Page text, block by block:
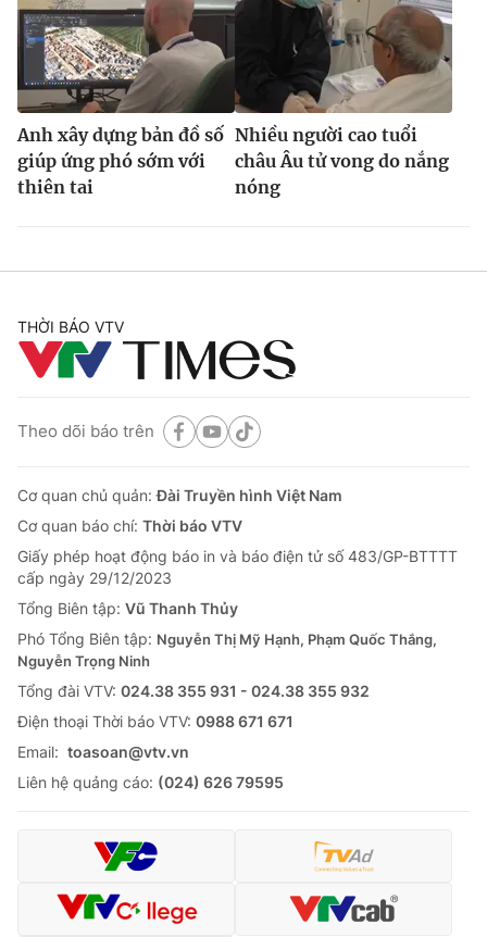
Anh xây dựng bản đồ số
giúp ứng phó sớm với
thiên tai
Nhiều người cao tuổi
châu Âu tử vong do nắng
nóng
THỜI BÁO VTV
Theo dõi báo trên
Cơ quan chủ quản:Đài Truyền hình Việt Nam
Cơ quan báo chí: Thời báo VTV
Giấy phép hoạt động báo in và báo điện tử số 483/GP-BTTTT
cấp ngày 29/12/2023
Tổng Biên tập: Vũ Thanh Thủy
Phó Tổng Biên tập: Nguyễn Thị Mỹ Hạnh, Phạm Quốc Thắng,
Nguyễn Trọng Ninh
Tổng đài VTV: 024.38 355 931 - 024.38 355 932
Ðiện thoại Thời báo VTV: 0988 671 671
Email: toasoan@vtv.vn
Liên hệ quảng cáo: (024) 626 79595